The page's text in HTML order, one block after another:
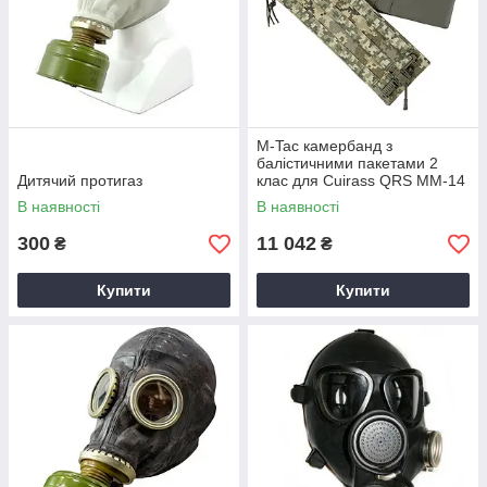
Дитячий протигаз
В наявності
300 ₴
Купити
M-Tac камербанд з
балістичними пакетами 2
клас для Cuirass QRS ММ-14
В наявності
11 042 ₴
Купити